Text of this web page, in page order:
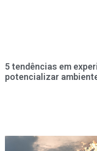
5 tendências em
potencializar